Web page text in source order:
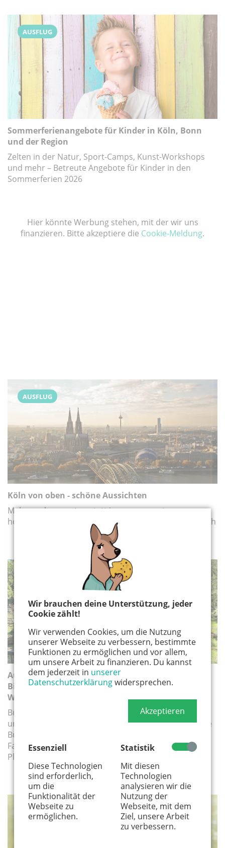
Wir brauchen deine Unterstützung, jeder
Cookie zählt!
Wir verwenden Cookies, um die Nutzung
unserer Webseite zu verbessern, bestimmte
Funktionen zu ermöglichen und vor allem,
um unsere Arbeit zu finanzieren. Du kannst
dem jederzeit in unserer
Datenschutzerklärungwidersprechen.
Akzeptieren
Essenziell
Diese Technologien
sind erforderlich,
um die
Funktionalität der
Webseite zu
ermöglichen.
Statistik
Mit diesen
Technologien
analysieren wir die
Nutzung der
Webseite, mit dem
Ziel, unsere Arbeit
zu verbessern.
AUSFLUG
Sommerferienangebote für Kinder in Köln, Bonn
und der Region
Zelten in der Natur, Sport-Camps, Kunst-Workshops
und mehr – Betreute Angebote für Kinder in den
Sommerferien 2026
Hier könnte Werbung stehen, mit der wir uns
finanzieren. Bitte akzeptiere die Cookie-Meldung.
AUSFLUG
Köln von oben - schöne Aussichten
Mal von oben runter, statt immer von unten
hochzugucken – so ein Perspektivwechsel hat es in sich
Ausflug nach Troisdorf mit Kindern:
Bilderbuchmuseum, Spielplatz Bullerbü und
Wildgehege
Bücher entdecken, auf dem Spielplatz Bullerbü toben
und zum Abschluss Hirsche beobachten: Rund um die
Burg Wissem wartet ein abwechslungsreicher
Familienausflug in Troisdorf mit Kultur, Natur und viel
Platz zum Spielen.
MEDIEN